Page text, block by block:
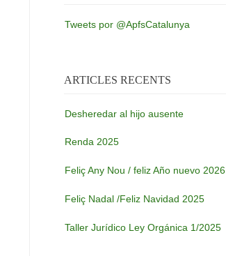
Tweets por @ApfsCatalunya
ARTICLES RECENTS
Desheredar al hijo ausente
Renda 2025
Feliç Any Nou / feliz Año nuevo 2026
Feliç Nadal /Feliz Navidad 2025
Taller Jurídico Ley Orgánica 1/2025